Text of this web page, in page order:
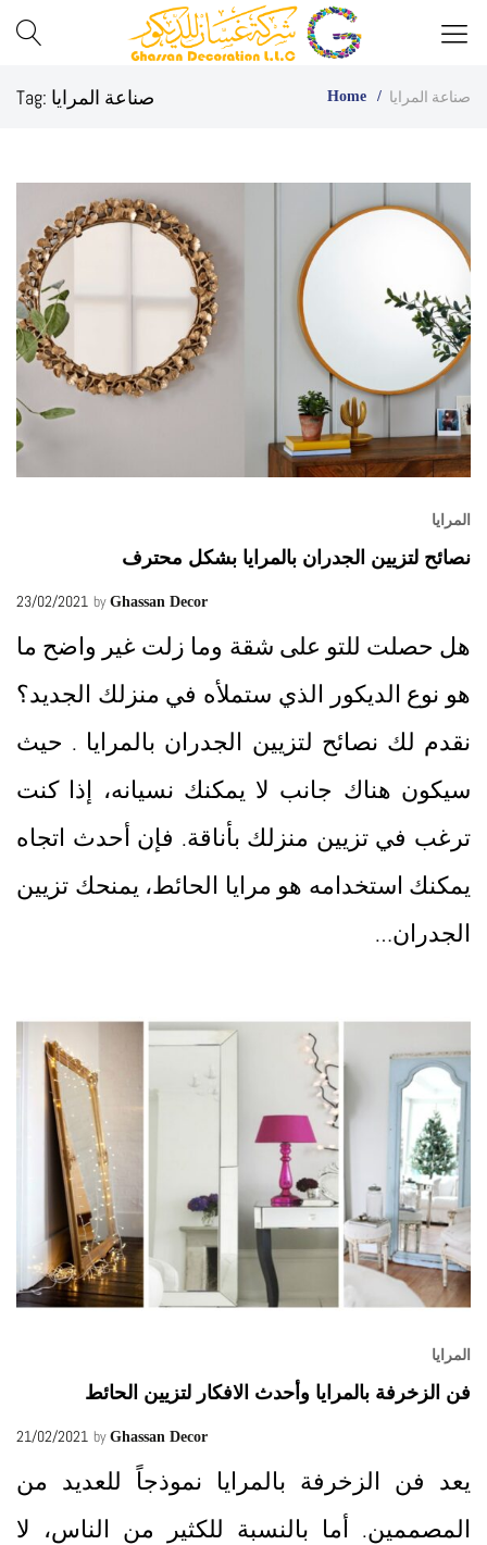
Ghassan
Best
Company
in
Tag: صناعة المرايا Home صناعة المرايا
المرايا
نصائح لتزيين الجدران بالمرايا بشكل محترف
23/02/2021 by Ghassan Decor
هل حصلت للتو على شقة وما زلت غير واضح ما
هو نوع الديكور الذي ستملأه في منزلك الجديد؟
نقدم لك نصائح لتزيين الجدران بالمرايا . حيث
سيكون هناك جانب لا يمكنك نسيانه، إذا كنت
ترغب في تزيين منزلك بأناقة. فإن أحدث اتجاه
يمكنك استخدامه هو مرايا الحائط، يمنحك تزيين
الجدران…
المرايا
فن الزخرفة بالمرايا وأحدث الافكار لتزيين الحائط
21/02/2021 by Ghassan Decor
يعد فن الزخرفة بالمرايا نموذجاً للعديد من
المصممين. أما بالنسبة للكثير من الناس، لا